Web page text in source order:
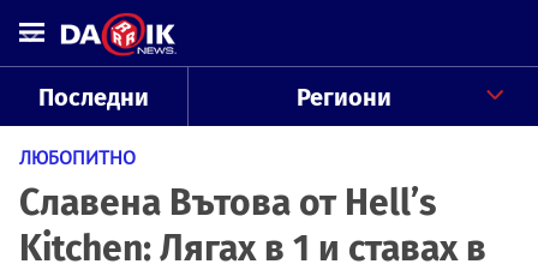
Последни Региони
ЛЮБОПИТНО
Славена Вътова от Hell’s
Kitchen: Лягах в 1 и ставах в